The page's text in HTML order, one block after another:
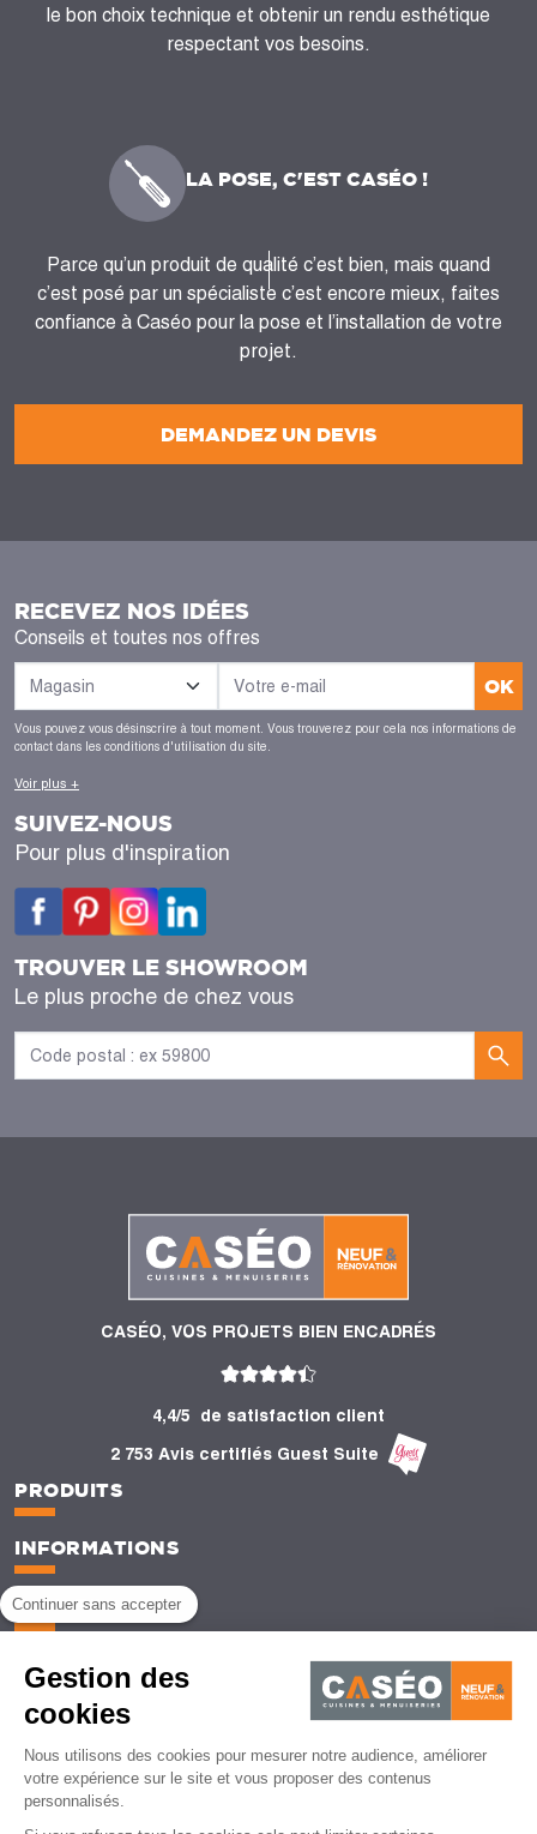
Continuer sans accepter
Gestion des
cookies
Nous utilisons des cookies pour mesurer notre audience, améliorer
votre expérience sur le site et vous proposer des contenus
personnalisés.
DEMANDEZ UN DEVIS
le bon choix technique et obtenir un rendu esthétique
respectant vos besoins.
LA POSE, C'EST CASÉO !
Parce qu’un produit de qualité c’est bien, mais quand
c’est posé par un spécialiste c’est encore mieux, faites
confiance à Caséo pour la pose et l’installation de votre
projet.
RECEVEZ NOS IDÉES
Conseils et toutes nos offres
OK
Vous pouvez vous désinscrire à tout moment. Vous trouverez pour cela nos informations de
contact dans les conditions d'utilisation du site.
Voir plus +
SUIVEZ-NOUS
Pour plus d'inspiration
TROUVER LE SHOWROOM
Le plus proche de chez vous
CASÉO, VOS PROJETS BIEN ENCADRÉS
4,4/5
de satisfaction client
2 753 Avis certifiés Guest Suite
PRODUITS
INFORMATIONS
CONSEILS
Mentions légales
CGU
Politique de protection des données personnelles
CGV
Gestion des cookies
© Caséo - 2026 | Agence de création de site web - Lemon Interactive